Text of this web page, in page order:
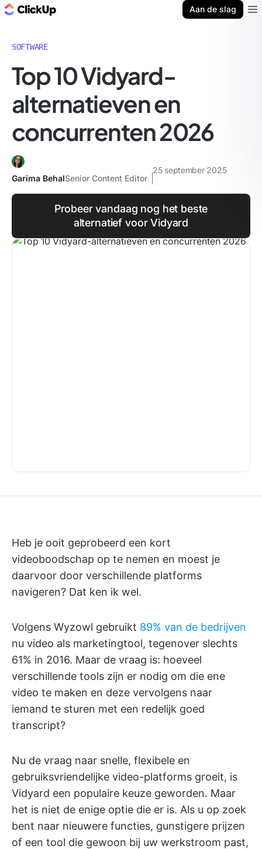
Aan de slag
SOFTWARE
Top 10 Vidyard-
alternatieven en
concurrenten 2026
Garima BehalSenior Content Editor
25 september 2025
Probeer vandaag nog het beste
alternatief voor Vidyard
Heb je ooit geprobeerd een kort
videoboodschap op te nemen en moest je
daarvoor door verschillende platforms
navigeren? Dat ken ik wel.
Volgens Wyzowl gebruikt 89% van de bedrijven
nu video als marketingtool, tegenover slechts
61% in 2016. Maar de vraag is: hoeveel
verschillende tools zijn er nodig om die ene
video te maken en deze vervolgens naar
iemand te sturen met een redelijk goed
transcript?
Nu de vraag naar snelle, flexibele en
gebruiksvriendelijke video-platforms groeit, is
Vidyard een populaire keuze geworden. Maar
het is niet de enige optie die er is. Als u op zoek
bent naar nieuwere functies, gunstigere prijzen
of een tool die gewoon bij uw werkstroom past,